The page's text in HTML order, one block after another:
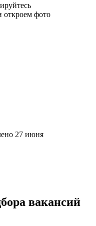
откроем фото
27 июня
вакансий